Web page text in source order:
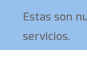
Estas son
servicios.